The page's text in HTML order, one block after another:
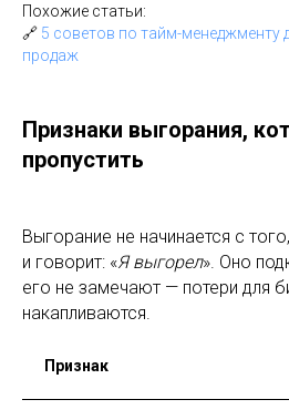
Похожие статьи:
🔗 5 советов по тайм-менеджменту
продаж
Признаки выгорания,
пропустить
Выгорание не начинается с
и говорит: «Я выгорел». Оно
его не замечают — потери для
накапливаются.
Признак